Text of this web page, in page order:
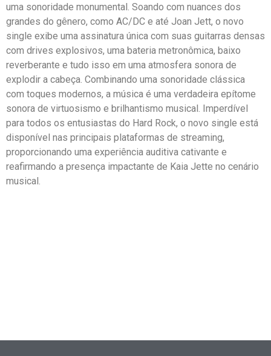
uma sonoridade monumental. Soando com nuances dos
grandes do gênero, como AC/DC e até Joan Jett, o novo
single exibe uma assinatura única com suas guitarras densas
com drives explosivos, uma bateria metronômica, baixo
reverberante e tudo isso em uma atmosfera sonora de
explodir a cabeça. Combinando uma sonoridade clássica
com toques modernos, a música é uma verdadeira epítome
sonora de virtuosismo e brilhantismo musical. Imperdível
para todos os entusiastas do Hard Rock, o novo single está
disponível nas principais plataformas de streaming,
proporcionando uma experiência auditiva cativante e
reafirmando a presença impactante de Kaia Jette no cenário
musical.